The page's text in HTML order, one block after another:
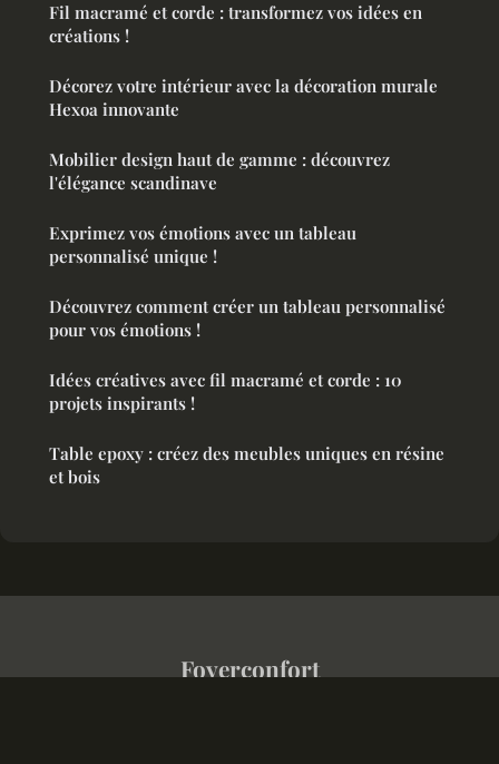
Fil macramé et corde : transformez vos idées en
créations !
Décorez votre intérieur avec la décoration murale
Hexoa innovante
Mobilier design haut de gamme : découvrez
l'élégance scandinave
Exprimez vos émotions avec un tableau
personnalisé unique !
Découvrez comment créer un tableau personnalisé
pour vos émotions !
Idées créatives avec fil macramé et corde : 10
projets inspirants !
Table epoxy : créez des meubles uniques en résine
et bois
Foyerconfort